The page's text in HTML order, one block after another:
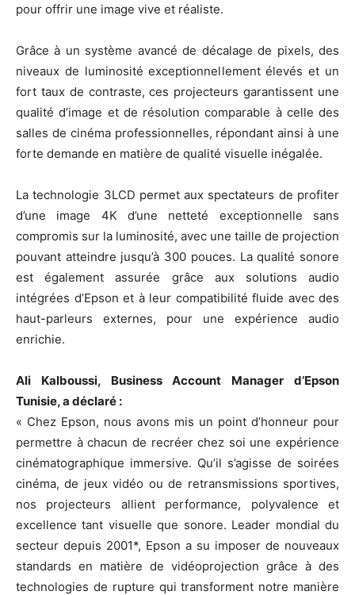
pour offrir une image vive et réaliste.
Grâce à un système avancé de décalage de pixels, des
niveaux de luminosité exceptionnellement élevés et un
fort taux de contraste, ces projecteurs garantissent une
qualité d’image et de résolution comparable à celle des
salles de cinéma professionnelles, répondant ainsi à une
forte demande en matière de qualité visuelle inégalée.
La technologie 3LCD permet aux spectateurs de profiter
d’une image 4K d’une netteté exceptionnelle sans
compromis sur la luminosité, avec une taille de projection
pouvant atteindre jusqu’à 300 pouces. La qualité sonore
est également assurée grâce aux solutions audio
intégrées d’Epson et à leur compatibilité fluide avec des
haut-parleurs externes, pour une expérience audio
enrichie.
Ali Kalboussi, Business Account Manager d’Epson
Tunisie, a déclaré :
« Chez Epson, nous avons mis un point d’honneur pour
permettre à chacun de recréer chez soi une expérience
cinématographique immersive. Qu’il s’agisse de soirées
cinéma, de jeux vidéo ou de retransmissions sportives,
nos projecteurs allient performance, polyvalence et
excellence tant visuelle que sonore. Leader mondial du
secteur depuis 2001*, Epson a su imposer de nouveaux
standards en matière de vidéoprojection grâce à des
technologies de rupture qui transforment notre manière